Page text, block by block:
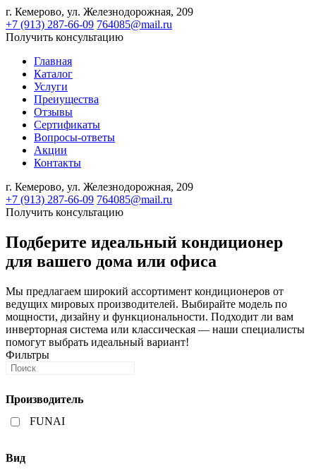
г. Кемерово, ул. Железнодорожная, 209
+7 (913) 287-66-09 764085@mail.ru
Получить консультацию
Главная
Каталог
Услуги
Преиущества
Отзывы
Сертификаты
Вопросы-ответы
Акции
Контакты
г. Кемерово, ул. Железнодорожная, 209
+7 (913) 287-66-09 764085@mail.ru
Получить консультацию
Подберите идеальный кондиционер
для вашего дома или офиса
Мы предлагаем широкий ассортимент кондиционеров от
ведущих мировых производителей. Выбирайте модель по
мощности, дизайну и функциональности. Подходит ли вам
инверторная система или классическая — наши специалисты
помогут выбрать идеальный вариант!
Фильтры
Производитель
FUNAI
Вид